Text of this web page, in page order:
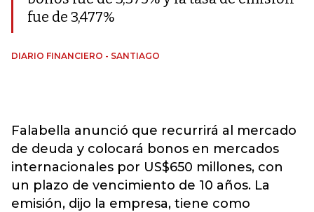
fue de 3,477%
DIARIO FINANCIERO - SANTIAGO
Falabella anunció que recurrirá al mercado
de deuda y colocará bonos en mercados
internacionales por US$650 millones, con
un plazo de vencimiento de 10 años. La
emisión, dijo la empresa, tiene como